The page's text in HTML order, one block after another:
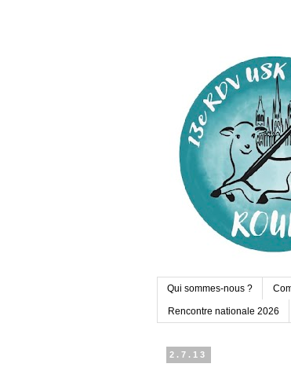
Qui sommes-nous ?
Rencontre nationale 2026
2.7.13